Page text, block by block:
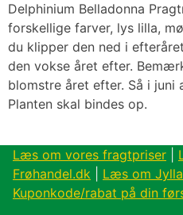
Delphinium Belladonna
forskellige farver, lys lilla,
du klipper den ned i
den vokse året efter.
blomstre året efter. Så i juni
Planten skal bindes op.
Læs om vores fragtpriser
Frøhandel.dk
Læs om
Kuponkode/rabat på din